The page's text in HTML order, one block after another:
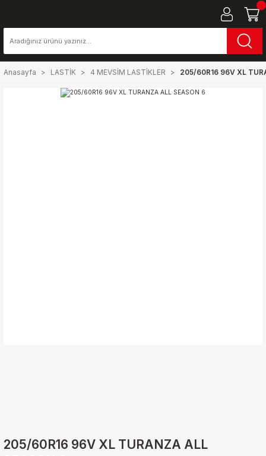
Anasayfa LASTİK 4 MEVSİM LASTİKLER 205/60R16 96V XL
205/60R16 96V XL TURANZA ALL